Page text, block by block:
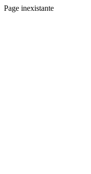
Page inexistante